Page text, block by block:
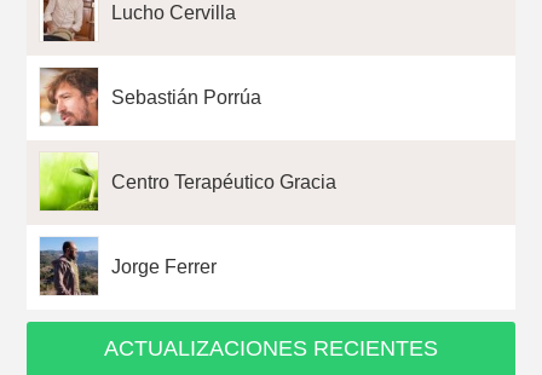
Lucho Cervilla
Sebastián Porrúa
Centro Terapéutico Gracia
Jorge Ferrer
ACTUALIZACIONES RECIENTES